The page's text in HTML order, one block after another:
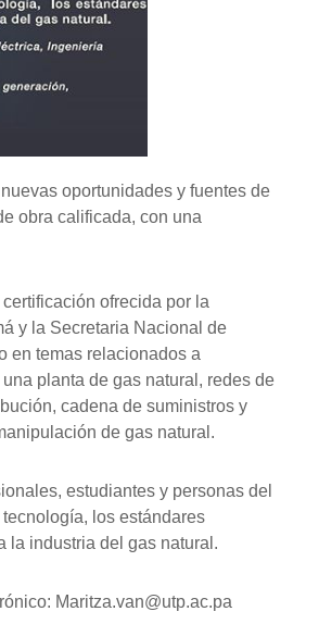
oportunidades y fuentes de
obra calificada, con una
ofrecida por la
y la Secretaria Nacional de
en temas relacionados a
planta de gas natural, redes de
cadena de suministros y
de gas natural.
estudiantes y personas del
los estándares
la industria del gas natural.
Maritza.van@utp.ac.pa